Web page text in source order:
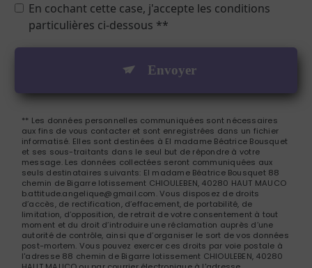
En cochant cette case, j'accepte les conditions
particulières ci-dessous **
Envoyer
** Les données personnelles communiquées sont nécessaires
aux fins de vous contacter et sont enregistrées dans un fichier
informatisé. Elles sont destinées à El madame Béatrice Bousquet
et ses sous-traitants dans le seul but de répondre à votre
message. Les données collectées seront communiquées aux
seuls destinataires suivants: El madame Béatrice Bousquet 88
chemin de Bigarre lotissement CHIOULEBEN, 40280 HAUT MAUCO
b.attitude.angelique@gmail.com. Vous disposez de droits
d’accès, de rectification, d’effacement, de portabilité, de
limitation, d’opposition, de retrait de votre consentement à tout
moment et du droit d’introduire une réclamation auprès d’une
autorité de contrôle, ainsi que d’organiser le sort de vos données
post-mortem. Vous pouvez exercer ces droits par voie postale à
l'adresse 88 chemin de Bigarre lotissement CHIOULEBEN, 40280